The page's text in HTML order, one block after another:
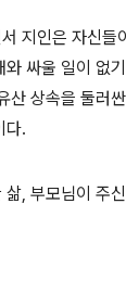
지인은 자신들
싸울 일이 없
산 상속을 둘러
다.
, 부모님이 주